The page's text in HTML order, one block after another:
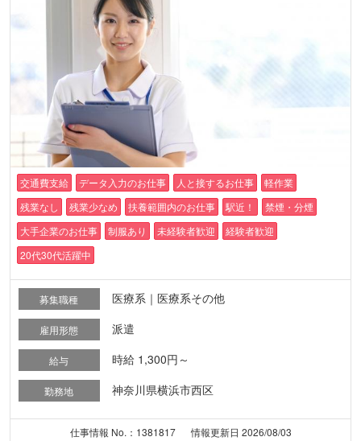
交通費支給 データ入力のお仕事 人と接するお仕事
軽作業
残業なし
残業少なめ 扶養範囲内のお仕事 駅近！
禁煙・分煙
大手企業のお仕事
制服あり 未経験者歓迎
経験者歓迎
20代30代活躍中
募集職種 医療系｜医療系その他
雇用形態 派遣
給与 時給 1,300円～
勤務地 神奈川県横浜市西区
仕事情報 No.：1381817
情報更新日 2026/08/03